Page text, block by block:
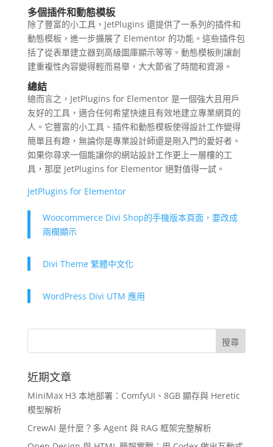
多個插件和動態模板
除了豐富的小工具，JetPlugins 還提供了一系列的插件和
動態模板，進一步擴展了 Elementor 的功能。這些插件包
括了從表單建立器到高級圖庫顯示等等。動態模板則讓創
建重複性內容變得輕而易舉，大大節省了時間和資源。
總結
總而言之，JetPlugins for Elementor 是一個強大且用戶
友好的工具，適合任何希望快速且有效地建立專業網頁的
人。它豐富的小工具、插件和動態模板使得設計工作變得
簡單且有趣，無論你是專業設計師還是剛入門的愛好者。
如果你尋求一個能讓你的網站設計工作更上一層樓的工
具，那麼 JetPlugins for Elementor 絕對值得一試。
JetPlugins for Elementor
Woocommerce Divi Shop的手機版本頁面，要改成
兩欄顯示
Divi Theme 繁體中文化
WordPress Divi UTM 應用
近期文章
MiniMax H3 本地部署：ComfyUI、8GB 顯存與 Heretic
模型解析
CrewAI 是什麼？多 Agent 與 RAG 框架完整解析